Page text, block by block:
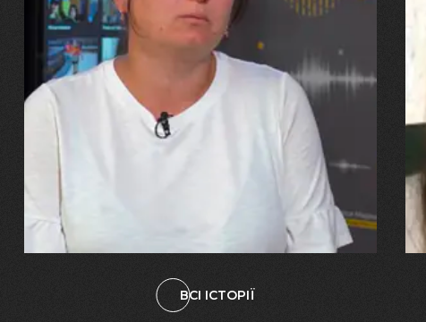
29.07.2026
Марина, Ваїд та Аміна Харченко
"Попри всі втрати, ми не
зламалися: тепер я бачу
свого вбитого чоловіка у
наших дітях"
ВСІ ІСТОРІЇ